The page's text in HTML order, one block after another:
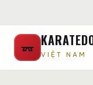
VIỆT NAM